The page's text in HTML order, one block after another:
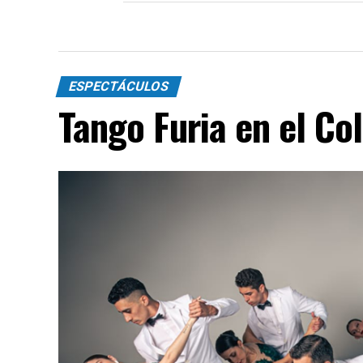
ESPECTÁCULOS
Tango Furia en el